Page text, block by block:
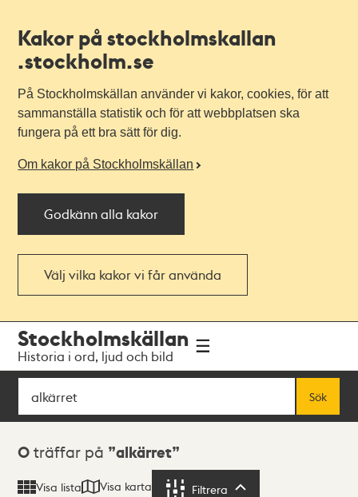
Kakor på stockholmskallan
.stockholm.se
På Stockholmskällan använder vi kakor, cookies, för att
sammanställa statistik och för att webbplatsen ska
fungera på ett bra sätt för dig.
Om kakor på Stockholmskällan
Godkänn alla kakor
Välj vilka kakor vi får använda
navigationen
huvudinnehållet
Stockholmskällan
Historia i ord, ljud och bild
Sök
Sök
Sökresultat
0 träffar på alkärret
Visa lista Visa karta Filtrera